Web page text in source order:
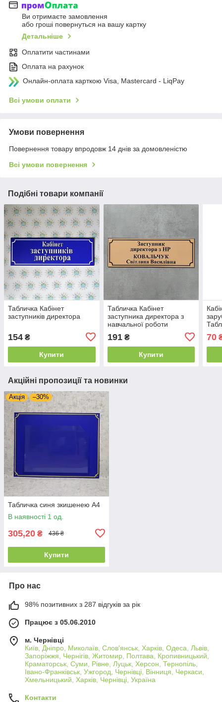
Ви отримаєте замовлення
або гроші повернуться на вашу картку
Детальніше
Оплатити частинами
Оплата на рахунок
Онлайн-оплата карткою Visa, Mastercard - LiqPay
Всі умови оплати
Умови повернення
Повернення товару впродовж 14 днів за домовленістю
Всі умови повернення
Подібні товари компанії
Табличка Кабінет
заступників директора
154 ₴
Купити
Табличка Кабінет
заступника директора з
навчальної роботи
191₴
Купити
70
Акційні пропозиції та новинки
Акція –30%
Табличка синя зкишенею А4
В наявності 1 од.
305,20 ₴ 436 ₴
Купити
Про нас
98% позитивних з 287 відгуків за рік
Працює з 05.06.2010
м. Чернівці
Київ, Дніпро, Миколаїв, Слов'янськ, Харків, Одеса, Львів,
Запоріжжя, Чернігів, Житомир, Полтава, Кропивницький,
Краматорськ, Суми, Рівне, Луцьк, Херсон, Тернопіль,
Івано-Франківськ, Ужгород, Чернівці, Вінниця, Черкаси,
Хмельницький, Харків, Чернівці, Україна
Контакти